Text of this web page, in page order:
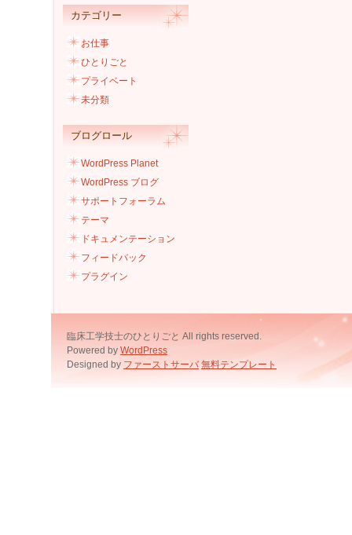
カテゴリー
お仕事
ひとりごと
プライベート
未分類
ブログロール
WordPress Planet
WordPress ブログ
サポートフォーラム
テーマ
ドキュメンテーション
フィードバック
プラグイン
臨床工学技士のひとりごと All rights reserved.
Powered by WordPress
Designed by ファーストサーバ 無料テンプレート